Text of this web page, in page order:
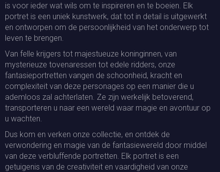
is voor ieder wat wils om te inspireren en te boeien. Elk
portret is een uniek kunstwerk, dat tot in detail is uitgewerkt
en ontworpen om de persoonlijkheid van het onderwerp tot
leven te brengen.
Van felle krijgers tot majestueuze koninginnen, van
mysterieuze tovenaressen tot edele ridders, onze
fantasieportretten vangen de schoonheid, kracht en
complexiteit van deze personages op een manier die u
ademloos zal achterlaten. Ze zijn werkelijk betoverend,
transporteren u naar een wereld waar magie en avontuur op
u wachten.
Dus kom en verken onze collectie, en ontdek de
verwondering en magie van de fantasiewereld door middel
van deze verbluffende portretten. Elk portret is een
getuigenis van de creativiteit en vaardigheid van onze